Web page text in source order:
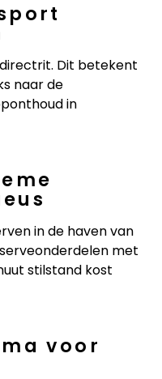
Dit betekent
naar de
in
in de haven van
met
stilstand kost
voor